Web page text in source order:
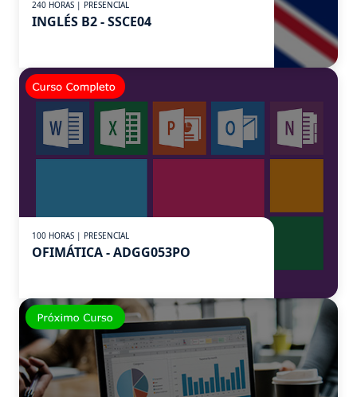
240 HORAS | PRESENCIAL
INGLÉS B2 - SSCE04
100 HORAS | PRESENCIAL
OFIMÁTICA - ADGG053PO